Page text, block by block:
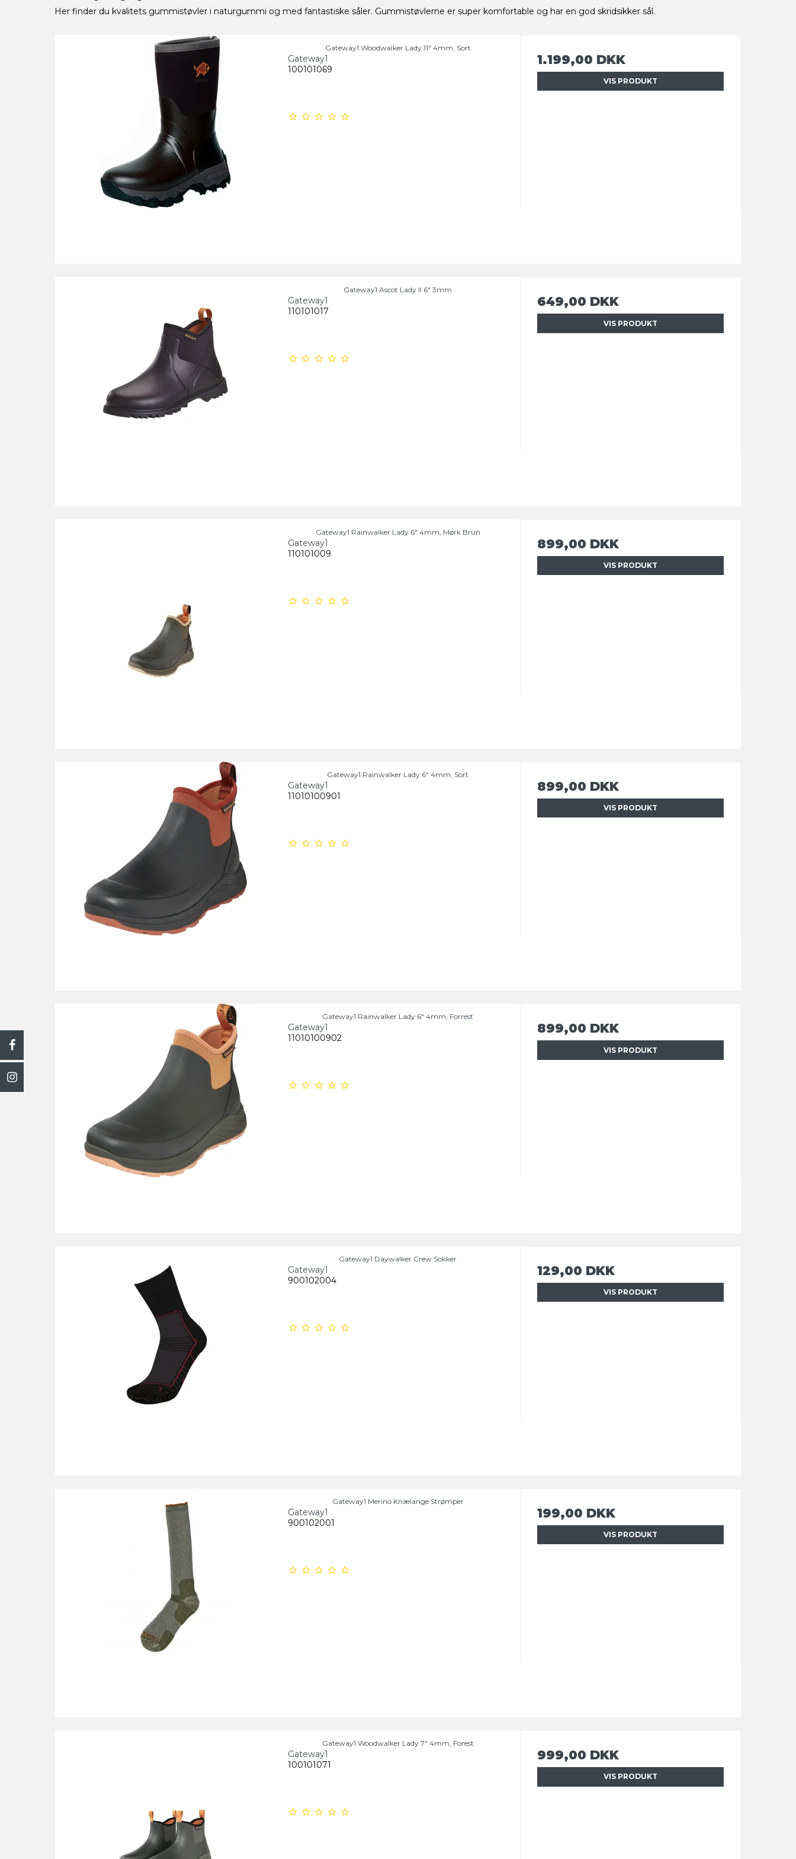
Her finder du kvalitets gummistøvler i naturgummi og med fantastiske såler. Gummistøvlerne er super komfortable og har en god skridsikker sål.
Gateway1 Woodwalker Lady 11" 4mm, Sort
Gateway1
100101069
1.199,00 DKK
VIS PRODUKT
Gateway1 Ascot Lady II 6" 3mm
Gateway1
110101017
649,00 DKK
VIS PRODUKT
Gateway1 Rainwalker Lady 6" 4mm, Mørk Brun
Gateway1
110101009
899,00 DKK
VIS PRODUKT
Gateway1 Rainwalker Lady 6" 4mm, Sort
Gateway1
11010100901
899,00 DKK
VIS PRODUKT
Gateway1 Rainwalker Lady 6" 4mm, Forrest
Gateway1
11010100902
899,00 DKK
VIS PRODUKT
Gateway1 Daywalker Crew Sokker
Gateway1
900102004
129,00 DKK
VIS PRODUKT
Gateway1 Merino Knælange Strømper
Gateway1
900102001
199,00 DKK
VIS PRODUKT
Gateway1 Woodwalker Lady 7" 4mm, Forest
Gateway1
100101071
999,00 DKK
VIS PRODUKT